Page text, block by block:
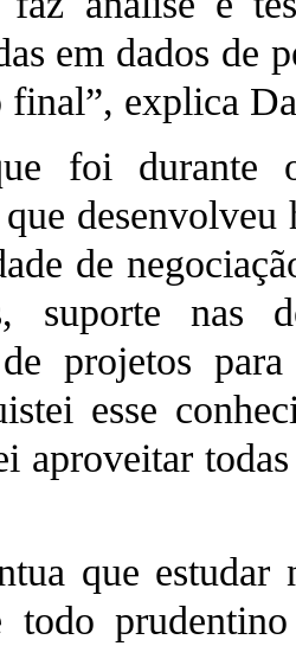
em dados de
final”, explica
foi durante
de
suporte nas
de projetos
esse
aproveitar
que
todo